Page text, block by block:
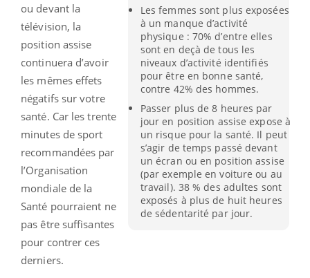
Les femmes sont plus exposées
à un manque d’activité
physique : 70% d’entre elles
sont en deçà de tous les
niveaux d’activité identifiés
pour être en bonne santé,
contre 42% des hommes.
Passer plus de 8 heures par
jour en position assise expose à
un risque pour la santé. Il peut
s’agir de temps passé devant
un écran ou en position assise
(par exemple en voiture ou au
travail). 38 % des adultes sont
exposés à plus de huit heures
de sédentarité par jour.
ou devant la
télévision, la
position assise
continuera d’avoir
les mêmes effets
négatifs sur votre
santé. Car les trente
minutes de sport
recommandées par
l’Organisation
mondiale de la
Santé pourraient ne
pas être suffisantes
pour contrer ces
derniers.